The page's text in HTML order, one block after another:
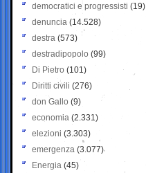
democratici e progressisti (19)
denuncia (14.528)
destra (573)
destradipopolo (99)
Di Pietro (101)
Diritti civili (276)
don Gallo (9)
economia (2.331)
elezioni (3.303)
emergenza (3.077)
Energia (45)